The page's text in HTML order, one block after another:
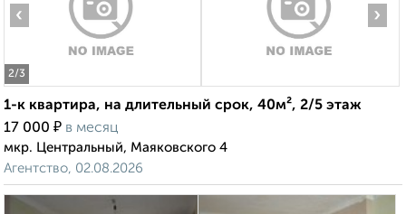
2/3
‹ ›
1-к квартира, на длительный срок, 40м², 2/5 этаж
17 000 ₽ в месяц
мкр. Центральный, Маяковского 4
Агентство, 02.08.2026